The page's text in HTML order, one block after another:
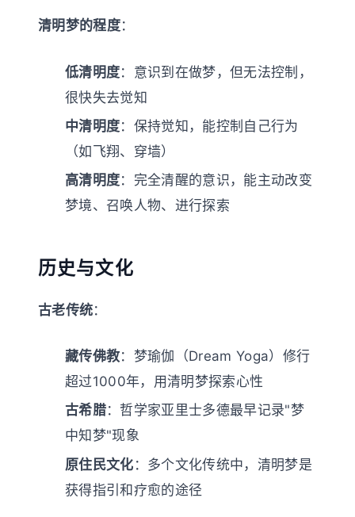
清明梦的程度：
低清明度：意识到在做梦，但无法控制，
很快失去觉知
中清明度：保持觉知，能控制自己行为
（如飞翔、穿墙）
高清明度：完全清醒的意识，能主动改变
梦境、召唤人物、进行探索
历史与文化
古老传统：
藏传佛教：梦瑜伽（Dream Yoga）修行
超过1000年，用清明梦探索心性
古希腊：哲学家亚里士多德最早记录"梦
中知梦"现象
原住民文化 ：多个文化传统中，清明梦是
获得指引和疗愈的途径